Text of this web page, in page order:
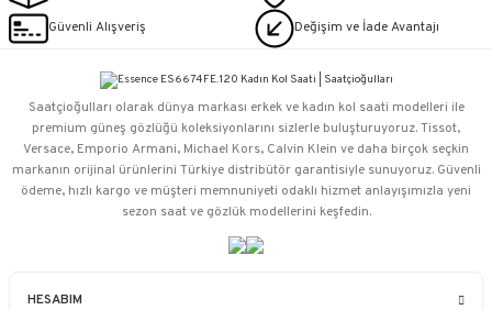
Güvenli Alışveriş Değişim ve İade Avantajı
HESABIM
Saatçioğulları⁠ olarak dünya markası erkek ve kadın kol saati modelleri ile
premium güneş gözlüğü koleksiyonlarını sizlerle buluşturuyoruz. Tissot,
Versace, Emporio Armani, Michael Kors, Calvin Klein ve daha birçok seçkin
markanın orijinal ürünlerini Türkiye distribütör garantisiyle sunuyoruz. Güvenli
ödeme, hızlı kargo ve müşteri memnuniyeti odaklı hizmet anlayışımızla yeni
sezon saat ve gözlük modellerini keşfedin.